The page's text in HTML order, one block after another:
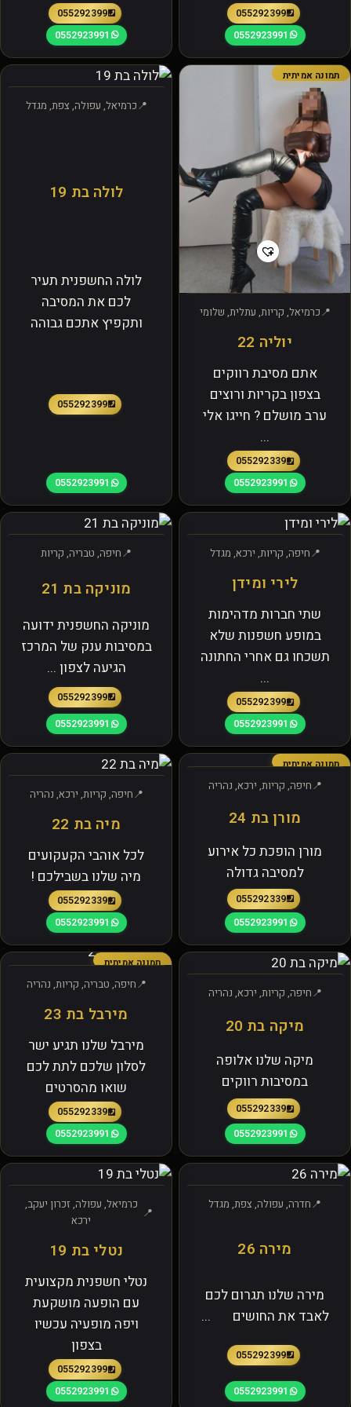
0552923991
0552923991
0552923991
0552923991
תמונה אמיתית
כרמיאל, קריות, עתלית, שלומי
יוליה 22
אתם מסיבת רווקים
בצפון בקריות ורוצים
ערב מושלם ? חייגו אלי
...
0552923391
0552923991
כרמיאל, עפולה, צפת, מגדל
לולה בת 19
לולה החשפנית תעיר
לכם את המסיבה
ותקפיץ אתכם גבוהה
0552923991
0552923991
חיפה, קריות, ירכא, מגדל
לירי ומידן
שתי חברות מדהימות
במופע חשפנות שלא
תשכחו גם אחרי החתונה
...
0552923991
0552923991
חיפה, טבריה, קריות
מוניקה בת 21
מוניקה החשפנית ידועה
במסיבות ענק של המרכז
הגיעה לצפון ...
0552923991
0552923991
תמונה אמיתית
חיפה, קריות, ירכא, נהריה
מורן בת 24
מורן הופכת כל אירוע
למסיבה גדולה
0552923391
0552923991
חיפה, קריות, ירכא, נהריה
מיה בת 22
לכל אוהבי הקעקועים
מיה שלנו בשבילכם !
0552923391
0552923991
חיפה, קריות, ירכא, נהריה
מיקה בת 20
מיקה שלנו אלופה
במסיבות רווקים
0552923391
0552923991
תמונה אמיתית
חיפה, טבריה, קריות, נהריה
מירבל בת 23
מירבל שלנו תגיע ישר
לסלון שלכם לתת לכם
שואו מהסרטים
0552923391
0552923991
חדרה, עפולה, צפת, מגדל
מירה 26
מירה שלנו תגרום לכם
לאבד את החושים ...
0552923991
0552923991
כרמיאל, עפולה, זכרון יעקב,
ירכא
נטלי בת 19
נטלי חשפנית מקצועית
עם הופעה מושקעת
ויפה מופעיה עכשיו
בצפון
0552923991
0552923991